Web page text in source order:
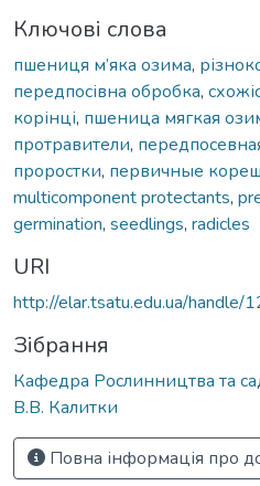
Ключові слова
пшениця м’яка озима,
передпосівна обробка,
корінці, пшеница мягкая
протравители,
проростки, первичные
multicomponent protectants,
germination, seedlings, radicles
URI
http://elar.tsatu.edu.ua/
Зібрання
Кафедра Рослинництва та
В.В. Калитки
Повна інформація про